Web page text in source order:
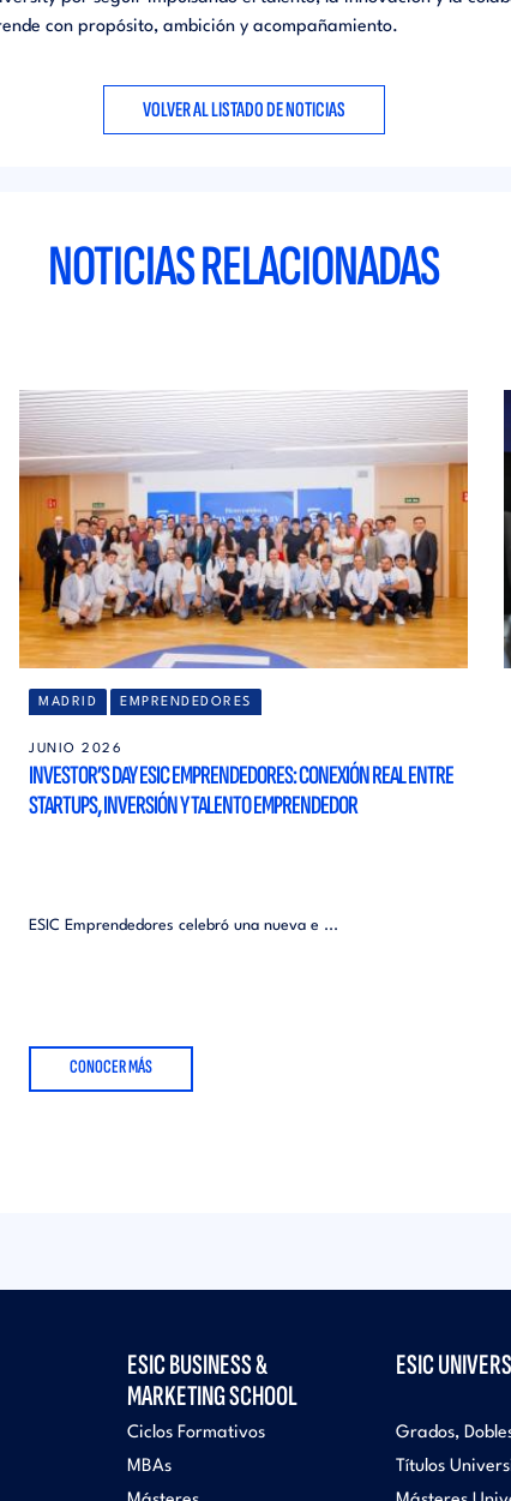
con propósito, ambición y acompañamiento.
VOLVER AL LISTADO DE NOTICIAS
NOTICIAS RELACIONADAS
MADRID EMPRENDEDORES
JUNIO 2026
INVESTOR’S DAY ESIC EMPRENDEDORES: CONEXIÓN REAL ENTRE
STARTUPS, INVERSIÓN Y TALENTO EMPRENDEDOR
ESIC Emprendedores celebró una nueva e ...
CONOCER MÁS
ESIC BUSINESS &
MARKETING SCHOOL
Ciclos Formativos
MBAs
ESIC
Grados,
Títulos